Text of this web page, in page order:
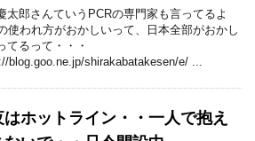
太郎さんていうPCRの専門家も言ってるよ
使われ方がおかしいって、日本全部がおかし
てるって・・・
blog.goo.ne.jp/shirakabatakesen/e/ ...
はホットライン・・一人で抱え